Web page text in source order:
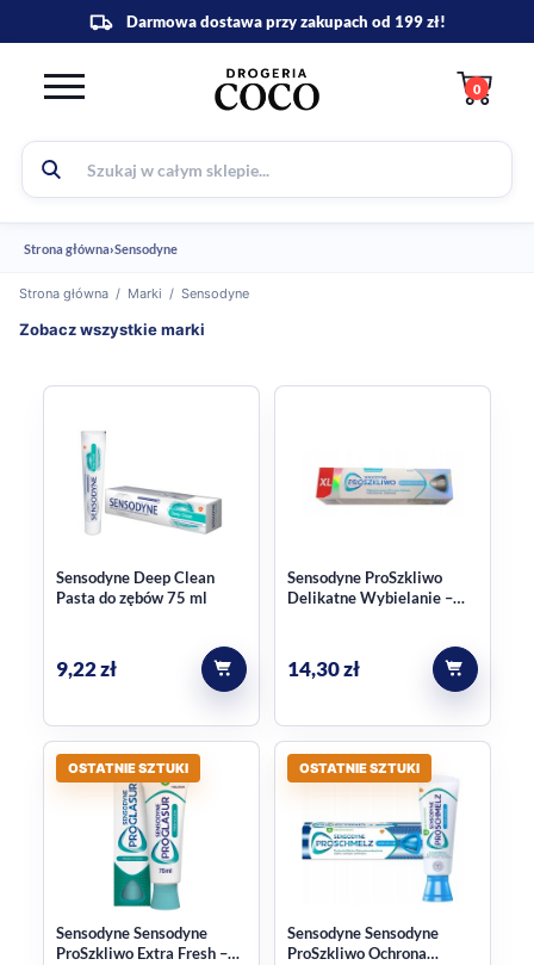
0
Strona główna›Sensodyne
Strona główna / Marki / Sensodyne
Zobacz wszystkie marki
Sensodyne Deep Clean
Pasta do zębów 75 ml
9,22zł
Sensodyne ProSzkliwo
Delikatne Wybielanie –
14,30zł
OSTATNIE SZTUKI
Sensodyne Sensodyne
ProSzkliwo Extra Fresh –
OSTATNIE SZTUKI
Sensodyne Sensodyne
ProSzkliwo Ochrona